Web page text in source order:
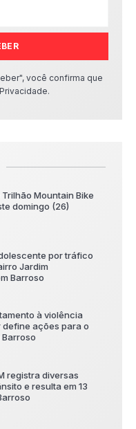
você confirma que
Mountain Bike
domingo (26)
por tráfico
Jardim
Barroso
à violência
ações para o
Barroso
registra diversas
e resulta em 13